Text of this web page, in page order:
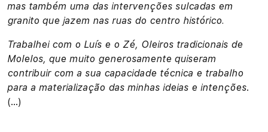
mas também uma das intervenções sulcadas em
granito que jazem nas ruas do centro histórico.
Trabalhei com o Luís e o Zé, Oleiros tradicionais de
Molelos, que muito generosamente quiseram
contribuir com a sua capacidade técnica e trabalho
para a materialização das minhas ideias e intenções.
(…)